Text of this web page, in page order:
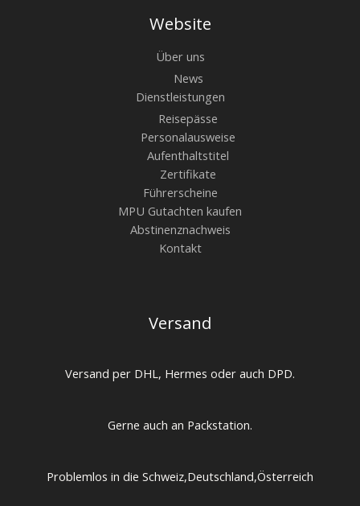
Website
Über uns
News
Dienstleistungen
Reisepässe
Personalausweise
Aufenthaltstitel
Zertifikate
Führerscheine
MPU Gutachten kaufen
Abstinenznachweis
Kontakt
Versand
Versand per DHL, Hermes oder auch DPD.
Gerne auch an Packstation.
Problemlos in die Schweiz,Deutschland,Österreich